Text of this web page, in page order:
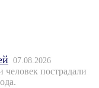
07.08.2026
человек пострадали